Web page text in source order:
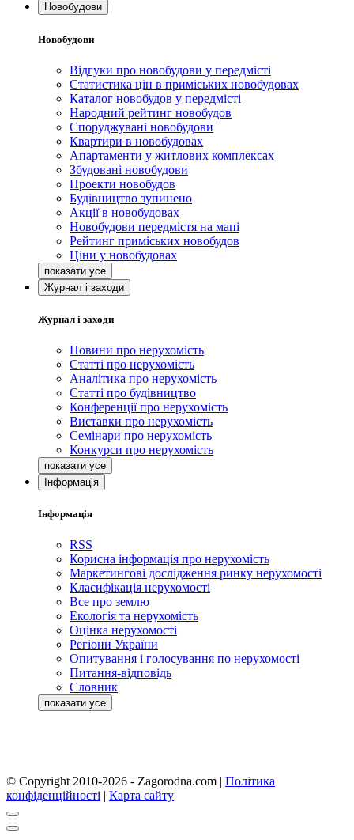
Новобудови
Новобудови
Відгуки про новобудови у передмісті
Статистика цін в приміських новобудовах
Каталог новобудов у передмісті
Народний рейтинг новобудов
Споруджувані новобудови
Квартири в новобудовах
Апартаменти у житлових комплексах
Збудовані новобудови
Проекти новобудов
Будівництво зупинено
Акції в новобудовах
Новобудови передмістя на мапі
Рейтинг приміських новобудов
Ціни у новобудовах
Журнал і заходи
Журнал і заходи
Новини про нерухомість
Статті про нерухомість
Аналітика про нерухомість
Статті про будівництво
Конференції про нерухомість
Виставки про нерухомість
Семінари про нерухомість
Конкурси про нерухомість
Інформація
Інформація
RSS
Корисна інформація про нерухомість
Маркетингові дослідження ринку нерухомості
Класифікація нерухомості
Все про землю
Екологія та нерухомість
Оцінка нерухомості
Регіони України
Опитування і голосування по нерухомості
Питання-відповідь
Словник
© Copyright 2010-2026 - Zagorodna.com | Політика
конфіденційності | Карта сайту